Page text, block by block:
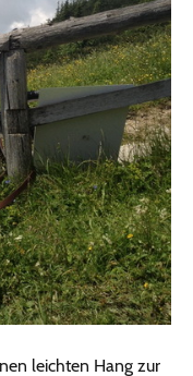
leichten Hang zur